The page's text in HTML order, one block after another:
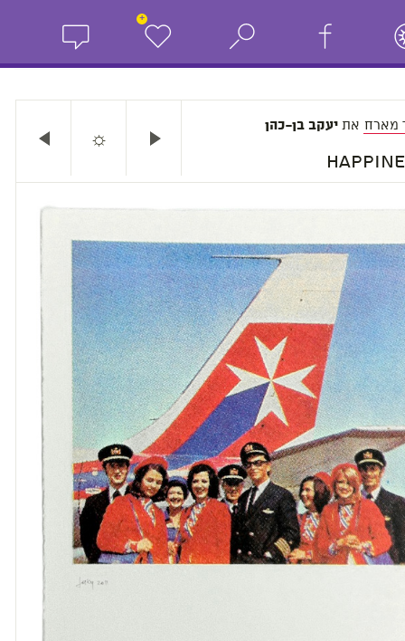
+
מארח את יעקב בן-כהן
☼